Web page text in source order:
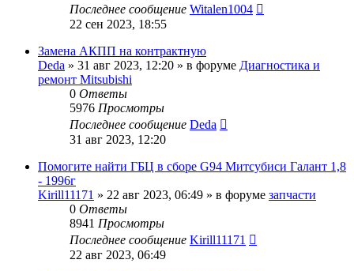
Последнее сообщение Witalen1004
22 сен 2023, 18:55
Замена АКПП на контрактную
Deda » 31 авг 2023, 12:20 » в форуме Диагностика и
ремонт Mitsubishi
0 Ответы
5976 Просмотры
Последнее сообщение Deda
31 авг 2023, 12:20
Помогите найти ГБЦ в сборе G94 Митсубиси Галант 1,8
- 1996г
Kirill11171 » 22 авг 2023, 06:49 » в форуме запчасти
0 Ответы
8941 Просмотры
Последнее сообщение Kirill11171
22 авг 2023, 06:49